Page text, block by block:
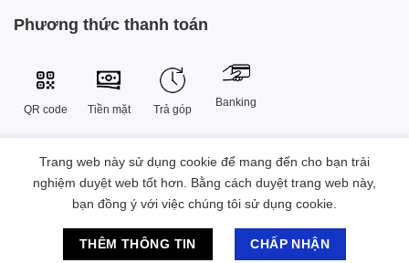
Phương thức thanh toán
QR code Tiền mặt Trả góp
Banking
Chat hỗ trợ
Công Ty TNHH Công Nghệ Sáng Tạo Xtech Việt Nam
38 Đường Số 9 , Khu đô thị Vạn Phúc, Phường Hiệp Bình, Thành
phố Hồ Chí Minh, Việt Nam.
2023 © Bản quyền Sở hữu thuộc Xtech Việt Nam
Trang web này sử dụng cookie để mang đến cho bạn trải
nghiệm duyệt web tốt hơn. Bằng cách duyệt trang web này,
bạn đồng ý với việc chúng tôi sử dụng cookie.
THÊM THÔNG TIN CHẤP NHẬN